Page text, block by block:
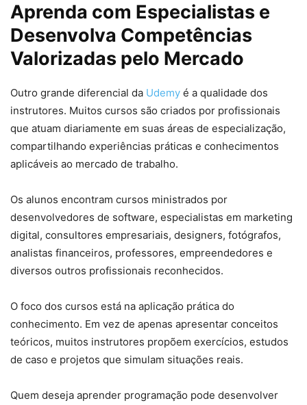
Aprenda com Especialistas e
Desenvolva Competências
Valorizadas pelo Mercado
Outro grande diferencial da Udemy é a qualidade dos
instrutores. Muitos cursos são criados por profissionais
que atuam diariamente em suas áreas de especialização,
compartilhando experiências práticas e conhecimentos
aplicáveis ao mercado de trabalho.
Os alunos encontram cursos ministrados por
desenvolvedores de software, especialistas em marketing
digital, consultores empresariais, designers, fotógrafos,
analistas financeiros, professores, empreendedores e
diversos outros profissionais reconhecidos.
O foco dos cursos está na aplicação prática do
conhecimento. Em vez de apenas apresentar conceitos
teóricos, muitos instrutores propõem exercícios, estudos
de caso e projetos que simulam situações reais.
Quem deseja aprender programação pode desenvolver